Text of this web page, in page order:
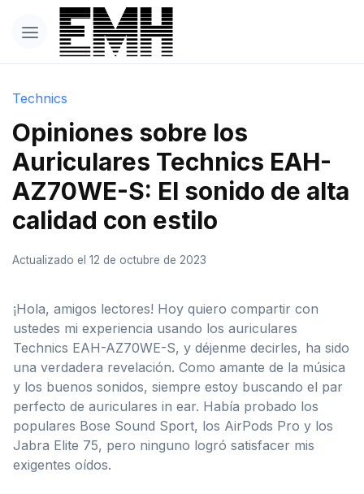
Technics
Opiniones sobre los
Auriculares Technics EAH-
AZ70WE-S: El sonido de alta
calidad con estilo
Actualizado el 12 de octubre de 2023
¡Hola, amigos lectores! Hoy quiero compartir con
ustedes mi experiencia usando los auriculares
Technics EAH-AZ70WE-S, y déjenme decirles, ha sido
una verdadera revelación. Como amante de la música
y los buenos sonidos, siempre estoy buscando el par
perfecto de auriculares in ear. Había probado los
populares Bose Sound Sport, los AirPods Pro y los
Jabra Elite 75, pero ninguno logró satisfacer mis
exigentes oídos.